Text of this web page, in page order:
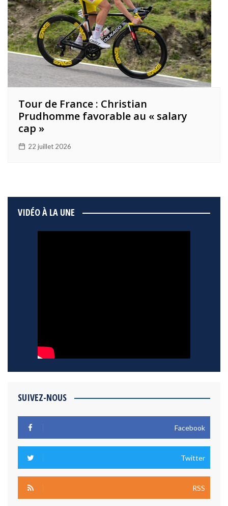
Tour de France : Christian
Prudhomme favorable au « salary
cap »
22 juillet 2026
VIDÉO À LA UNE
SUIVEZ-NOUS
Facebook
Twitter
RSS